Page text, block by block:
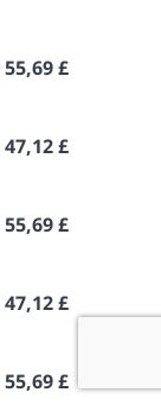
55,69 £
47,12 £
55,69 £
47,12 £
55,69 £